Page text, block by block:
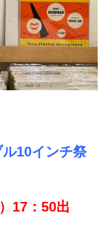
10インチ祭
17：50出